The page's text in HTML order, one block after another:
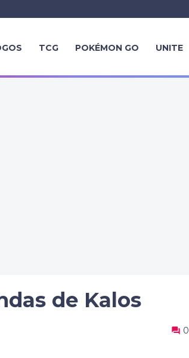
TCG POKÉMON GO UNITE
de Kalos
0